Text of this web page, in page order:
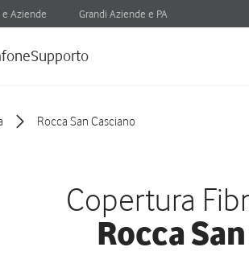
e Aziende Grandi Aziende e PA
Supporto
Rocca San Casciano
Copertura
Rocca